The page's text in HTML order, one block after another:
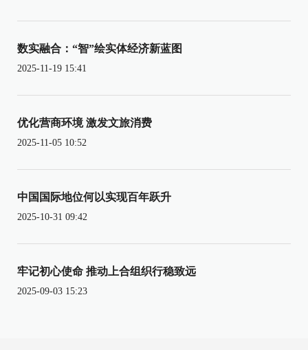
数实融合：“智”绘实体经济新蓝图
2025-11-19 15:41
优化营商环境 激发文旅消费
2025-11-05 10:52
中国国际地位何以实现百年跃升
2025-10-31 09:42
牢记初心使命 推动上合组织行稳致远
2025-09-03 15:23